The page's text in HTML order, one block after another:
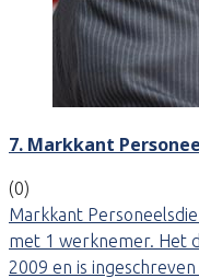
7. Markkant
(0)
Markkant
met 1 werknemer. Het
2009 en is